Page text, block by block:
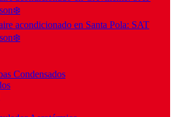
acondicionado en Santa Pola: SAT
Condensados